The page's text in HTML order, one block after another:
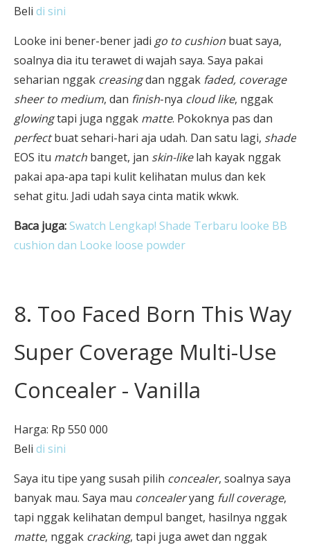
Beli di sini
Looke ini bener-bener jadi go to cushion buat saya,
soalnya dia itu terawet di wajah saya. Saya pakai
seharian nggak creasingdan nggak faded, coverage
sheer to medium, dan finish-nya cloud like, nggak
glowingtapi juga nggak matte. Pokoknya pas dan
perfectbuat sehari-hari aja udah. Dan satu lagi, shade
EOS itu match banget, jan skin-likelah kayak nggak
pakai apa-apa tapi kulit kelihatan mulus dan kek
sehat gitu. Jadi udah saya cinta matik wkwk.
Baca juga: Swatch Lengkap! Shade Terbaru looke BB
cushion dan Looke loose powder
8. Too Faced Born This Way
Super Coverage Multi-Use
Concealer - Vanilla
Harga: Rp 550 000
Beli di sini
Saya itu tipe yang susah pilih concealer, soalnya saya
banyak mau. Saya mau concealeryang full coverage,
tapi nggak kelihatan dempul banget, hasilnya nggak
matte, nggak cracking, tapi juga awet dan nggak